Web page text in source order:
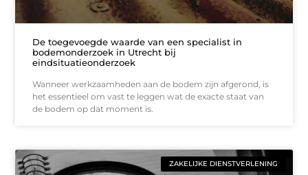
De toegevoegde waarde van een specialist in
bodemonderzoek in Utrecht bij
eindsituatieonderzoek
Wanneer werkzaamheden aan de bodem zijn afgerond, is
het essentieel om vast te leggen wat de exacte staat van
de bodem op dat moment is.
ZAKELIJKE DIENSTVERLENING